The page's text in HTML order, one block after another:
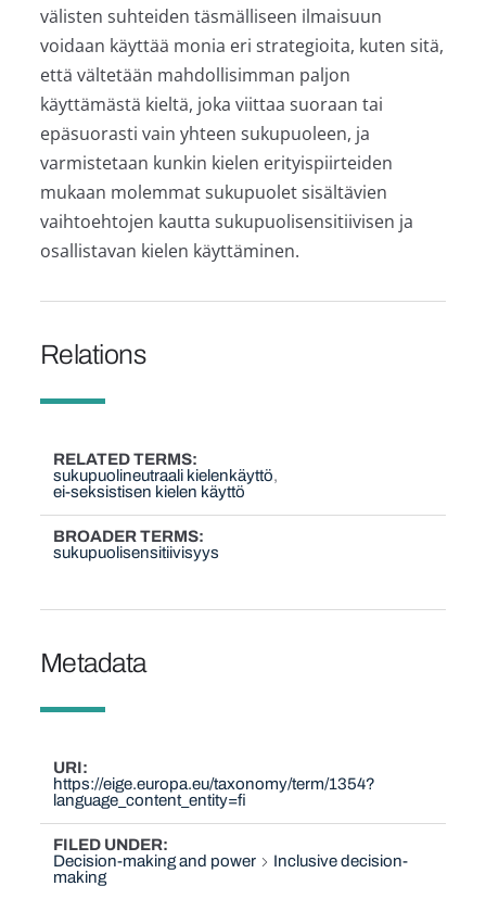
välisten suhteiden täsmälliseen ilmaisuun
voidaan käyttää monia eri strategioita, kuten sitä,
että vältetään mahdollisimman paljon
käyttämästä kieltä, joka viittaa suoraan tai
epäsuorasti vain yhteen sukupuoleen, ja
varmistetaan kunkin kielen erityispiirteiden
mukaan molemmat sukupuolet sisältävien
vaihtoehtojen kautta sukupuolisensitiivisen ja
osallistavan kielen käyttäminen.
Relations
RELATED TERMS
sukupuolineutraali kielenkäyttö
ei-seksistisen kielen käyttö
BROADER TERMS
sukupuolisensitiivisyys
Metadata
URI
https://eige.europa.eu/taxonomy/term/1354?
language_content_entity=fi
FILED UNDER
Decision-making and power
Inclusive decision-
making